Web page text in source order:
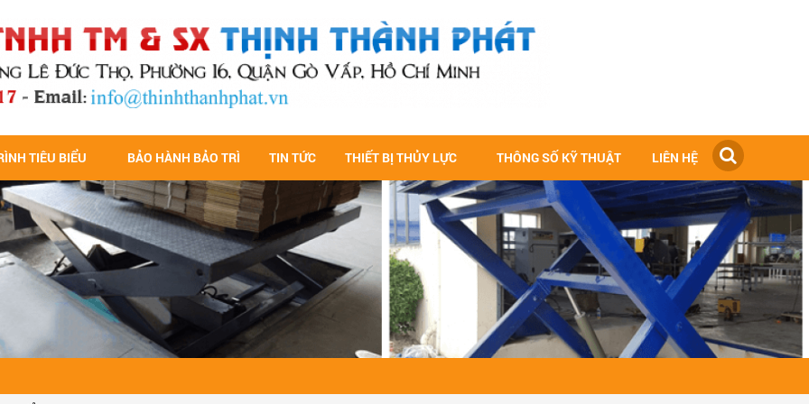
TIÊU BIỂU BẢO HÀNH BẢO TRÌ TIN TỨC THIẾT BỊ THỦY LỰC THÔNG SỐ KỸ THUẬT LIÊN HỆ